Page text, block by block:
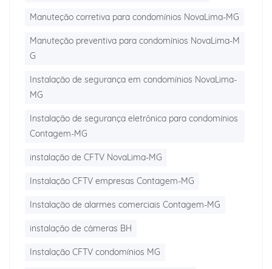
Manuteção corretiva para condomínios NovaLima-MG
Manuteção preventiva para condomínios NovaLima-M
G
Instalação de segurança em condomínios NovaLima-
MG
Instalação de segurança eletrônica para condomínios
Contagem-MG
instalação de CFTV NovaLima-MG
Instalação CFTV empresas Contagem-MG
Instalação de alarmes comerciais Contagem-MG
instalação de câmeras BH
Instalação CFTV condomínios MG